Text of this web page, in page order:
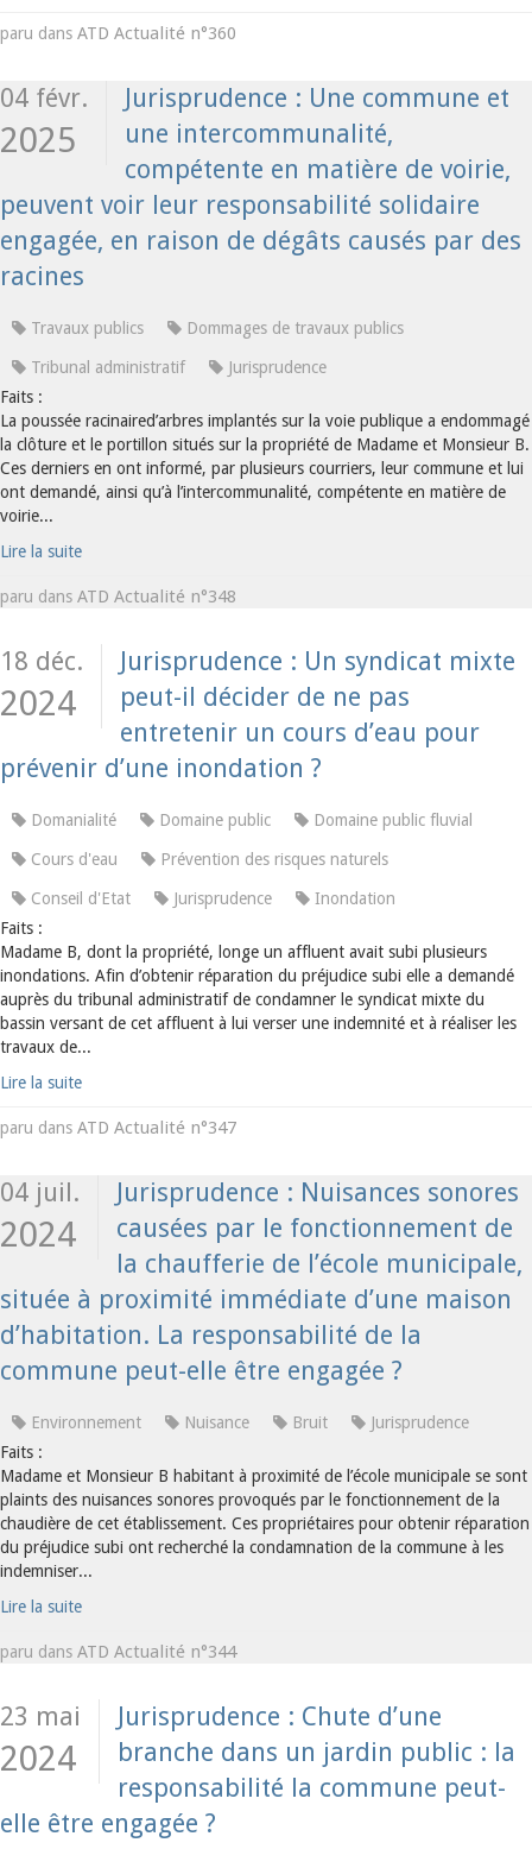
paru dans ATD Actualité n°360
04 févr.
2025
Jurisprudence : Une commune et
une intercommunalité,
compétente en matière de voirie,
peuvent voir leur responsabilité solidaire
engagée, en raison de dégâts causés par des
racines
Travaux publics Dommages de travaux publics
Tribunal administratif
Jurisprudence
Faits :
La poussée racinaired’arbres implantés sur la voie publique a endommagé
la clôture et le portillon situés sur la propriété de Madame et Monsieur B.
Ces derniers en ont informé, par plusieurs courriers, leur commune et lui
ont demandé, ainsi qu’à l’intercommunalité, compétente en matière de
voirie...
Lire la suite
paru dans ATD Actualité n°348
18 déc.
2024
Jurisprudence : Un syndicat mixte
peut-il décider de ne pas
entretenir un cours d’eau pour
prévenir d’une inondation ?
Domanialité Domaine public Domaine public fluvial
Cours d'eau Prévention des risques naturels
Conseil d'Etat Jurisprudence
Inondation
Faits :
Madame B, dont la propriété, longe un affluent avait subi plusieurs
inondations. Afin d’obtenir réparation du préjudice subi elle a demandé
auprès du tribunal administratif de condamner le syndicat mixte du
bassin versant de cet affluent à lui verser une indemnité et à réaliser les
travaux de...
Lire la suite
paru dans ATD Actualité n°347
04 juil.
2024
Jurisprudence : Nuisances sonores
causées par le fonctionnement de
la chaufferie de l’école municipale,
située à proximité immédiate d’une maison
d’habitation. La responsabilité de la
commune peut-elle être engagée ?
Environnement Nuisance Bruit
Jurisprudence
Faits :
Madame et Monsieur B habitant à proximité de l’école municipale se sont
plaints des nuisances sonores provoqués par le fonctionnement de la
chaudière de cet établissement. Ces propriétaires pour obtenir réparation
du préjudice subi ont recherché la condamnation de la commune à les
indemniser...
Lire la suite
paru dans ATD Actualité n°344
23 mai
2024
Jurisprudence : Chute d’une
branche dans un jardin public : la
responsabilité la commune peut-
elle être engagée ?